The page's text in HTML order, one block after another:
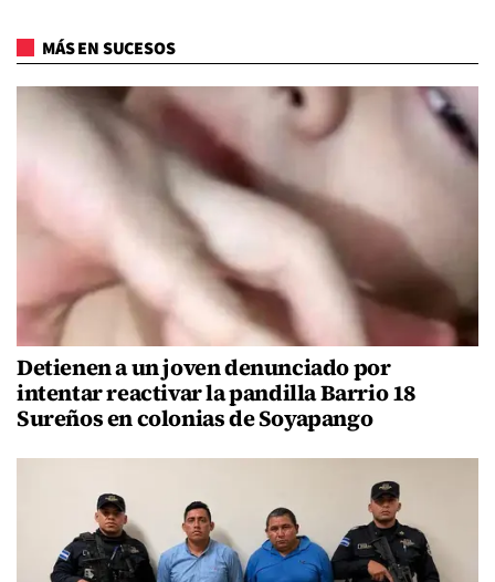
MÁS EN SUCESOS
Detienen a un joven denunciado por
intentar reactivar la pandilla Barrio 18
Sureños en colonias de Soyapango